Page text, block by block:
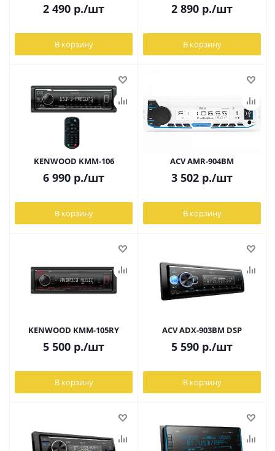
2 490 р./шт
В корзину
2 890 р./шт
В корзину
KENWOOD KMM-106
6 990 р./шт
В корзину
ACV AMR-904BM
3 502 р./шт
В корзину
KENWOOD KMM-105RY
5 500 р./шт
В корзину
ACV ADX-903BM DSP
5 590 р./шт
В корзину